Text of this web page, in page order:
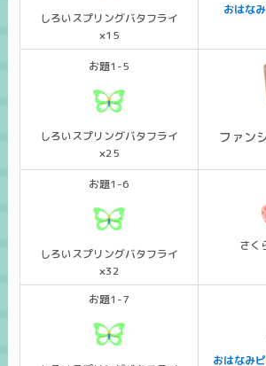
しろいスプリングバタフライ
×15
おはな
お題1-5
しろいスプリングバタフライ
×25
ファン
お題1-6
しろいスプリングバタフライ
×32
さく
お題1-7
おはなみ